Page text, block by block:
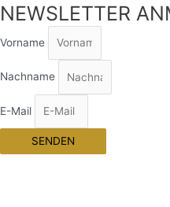
NEWSLETTER
Vorname
Nachname
E-Mail
SENDEN